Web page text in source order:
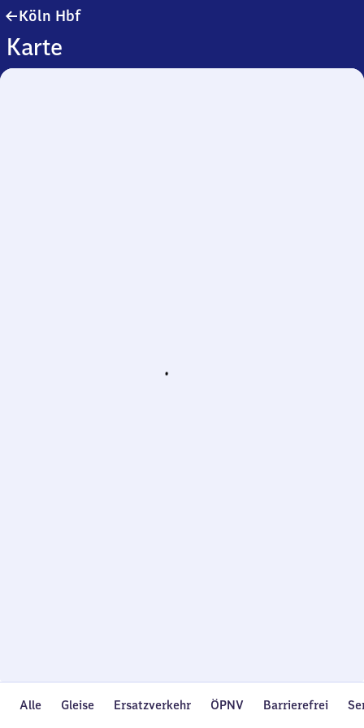
Köln HbfKöln
Karte
Alle Gleise Ersatzverkehr ÖPNV Barrierefrei